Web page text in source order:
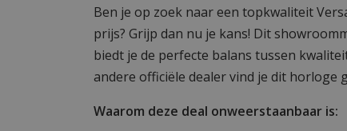
Ben je op zoek naar een topkwaliteit
prijs? Grijp dan nu je kans! Dit
biedt je de perfecte balans tussen
andere officiële dealer vind je dit horloge
Waarom deze deal onweerstaanbaar is: